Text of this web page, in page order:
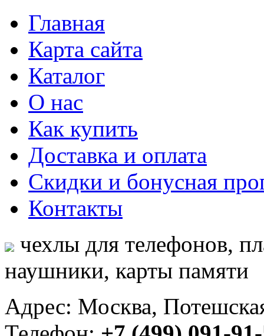
Главная
Карта сайта
Каталог
О нас
Как купить
Доставка и оплата
Скидки и бонусная
Контакты
чехлы для телефонов,
наушники, карты памяти
Адрес: Москва,